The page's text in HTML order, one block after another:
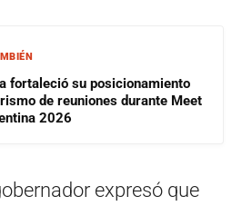
fortaleció su posicionamiento
de reuniones durante Meet
2026
expresó que